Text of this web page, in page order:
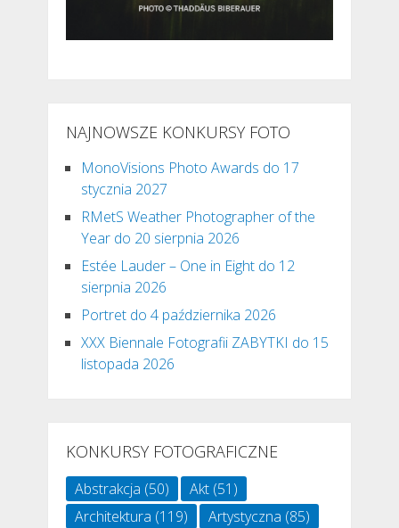
NAJNOWSZE KONKURSY FOTO
MonoVisions Photo Awards do 17
stycznia 2027
RMetS Weather Photographer of the
Year do 20 sierpnia 2026
Estée Lauder – One in Eight do 12
sierpnia 2026
Portret do 4 października 2026
XXX Biennale Fotografii ZABYTKI do 15
listopada 2026
KONKURSY FOTOGRAFICZNE
Abstrakcja (50) Akt(51)
Architektura (119) Artystyczna (85)